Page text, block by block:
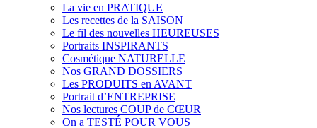
La vie en PRATIQUE
Les recettes de la SAISON
Le fil des nouvelles HEUREUSES
Portraits INSPIRANTS
Cosmétique NATURELLE
Nos GRAND DOSSIERS
Les PRODUITS en AVANT
Portrait d’ENTREPRISE
Nos lectures COUP de CŒUR
On a TESTÉ POUR VOUS